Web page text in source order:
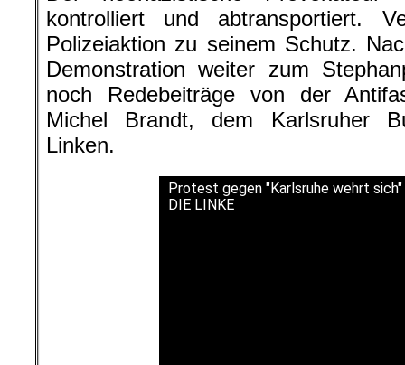
kontrolliert und abtransportiert.
Polizeiaktion zu seinem Schutz.
Demonstration weiter zum
noch Redebeiträge von der
Michel Brandt, dem Karlsruher
Linken.
Protest gegen "Karlsruhe wehrt
DIE LINKE